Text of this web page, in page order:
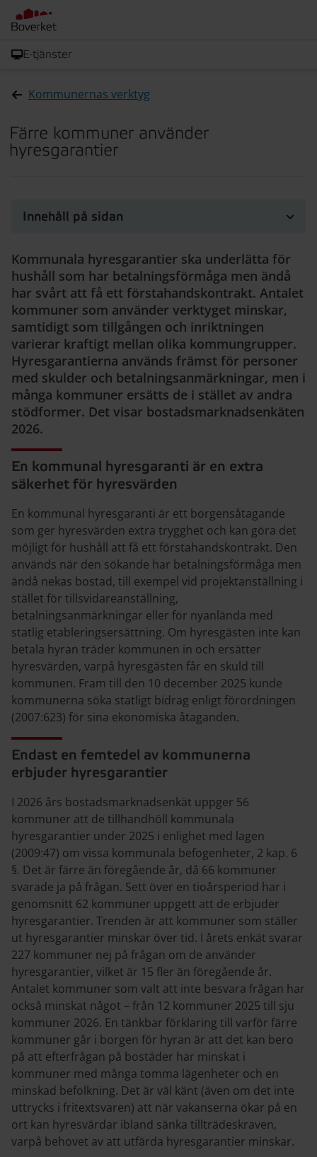
E-tjänster
Kommunernas verktyg
Färre kommuner använder
hyresgarantier
Innehåll på sidan
Kommunala hyresgarantier ska underlätta för
hushåll som har betalningsförmåga men ändå
har svårt att få ett förstahandskontrakt. Antalet
kommuner som använder verktyget minskar,
samtidigt som tillgången och inriktningen
varierar kraftigt mellan olika kommungrupper.
Hyresgarantierna används främst för personer
med skulder och betalningsanmärkningar, men i
många kommuner ersätts de i stället av andra
stödformer. Det visar bostadsmarknadsenkäten
2026.
En kommunal hyresgaranti är en extra
säkerhet för hyresvärden
En kommunal hyresgaranti är ett borgensåtagande
som ger hyresvärden extra trygghet och kan göra det
möjligt för hushåll att få ett förstahandskontrakt. Den
används när den sökande har betalningsförmåga men
ändå nekas bostad, till exempel vid projektanställning i
stället för tillsvidareanställning,
betalningsanmärkningar eller för nyanlända med
statlig etableringsersättning. Om hyresgästen inte kan
betala hyran träder kommunen in och ersätter
hyresvärden, varpå hyresgästen får en skuld till
kommunen. Fram till den 10 december 2025 kunde
kommunerna söka statligt bidrag enligt förordningen
(2007:623) för sina ekonomiska åtaganden.
Endast en femtedel av kommunerna
erbjuder hyresgarantier
I 2026 års bostadsmarknadsenkät uppger 56
kommuner att de tillhandhöll kommunala
hyresgarantier under 2025 i enlighet med lagen
(2009:47) om vissa kommunala befogenheter, 2 kap. 6
§. Det är färre än föregående år, då 66 kommuner
svarade ja på frågan. Sett över en tioårsperiod har i
genomsnitt 62 kommuner uppgett att de erbjuder
hyresgarantier. Trenden är att kommuner som ställer
ut hyresgarantier minskar över tid. I årets enkät svarar
227 kommuner nej på frågan om de använder
hyresgarantier, vilket är 15 fler än föregående år.
Antalet kommuner som valt att inte besvara frågan har
också minskat något – från 12 kommuner 2025 till sju
kommuner 2026. En tänkbar förklaring till varför färre
kommuner går i borgen för hyran är att det kan bero
på att efterfrågan på bostäder har minskat i
kommuner med många tomma lägenheter och en
minskad befolkning. Det är väl känt (även om det inte
uttrycks i fritextsvaren) att när vakanserna ökar på en
ort kan hyresvärdar ibland sänka tillträdeskraven,
varpå behovet av att utfärda hyresgarantier minskar.